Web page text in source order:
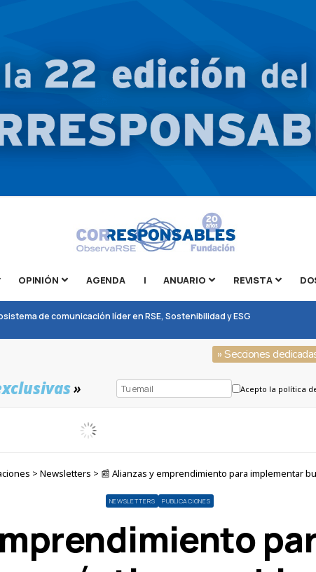
OPINIÓN AGENDA | ANUARIO REVISTA
de comunicación líder en RSE, Sostenibilidad y ESG
» Secciones
» Acepto la política
> Newsletters > 📰 Alianzas y emprendimiento para implementar
NEWSLETTERS PUBLICACIONES